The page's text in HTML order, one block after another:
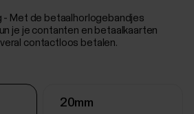
- Met de betaalhorlogebandjes
je je contanten en betaalkaarten
contactloos betalen.
20mm